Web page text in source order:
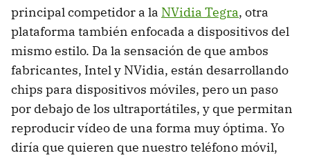
principal competidor a la NVidia Tegra, otra
plataforma también enfocada a dispositivos del
mismo estilo. Da la sensación de que ambos
fabricantes, Intel y NVidia, están desarrollando
chips para dispositivos móviles, pero un paso
por debajo de los ultraportátiles, y que permitan
reproducir vídeo de una forma muy óptima. Yo
diría que quieren que nuestro teléfono móvil,